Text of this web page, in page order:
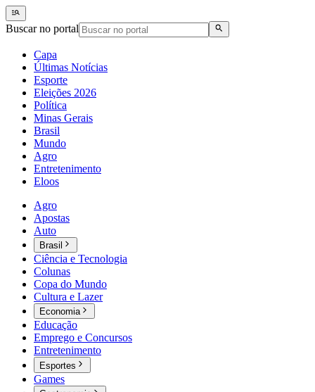
Buscar no portal
Capa
Últimas Notícias
Esporte
Eleições 2026
Política
Minas Gerais
Brasil
Mundo
Agro
Entretenimento
Eloos
Agro
Apostas
Auto
Brasil
Ciência e Tecnologia
Colunas
Copa do Mundo
Cultura e Lazer
Economia
Educação
Emprego e Concursos
Entretenimento
Esportes
Games